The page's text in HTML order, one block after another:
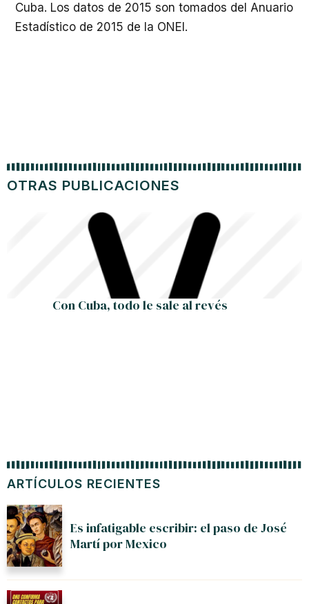
Cuba. Los datos de 2015 son tomados del Anuario
Estadístico de 2015 de la ONEI.
ARTÍCULOS RECIENTES
Es infatigable escribir: el paso de José
Martí por Mexico
OTRAS PUBLICACIONES
Con Cuba, todo le sale al revés